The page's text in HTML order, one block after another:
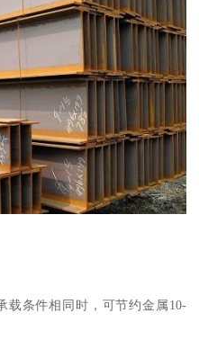
载条件相同时，可节约金属10-